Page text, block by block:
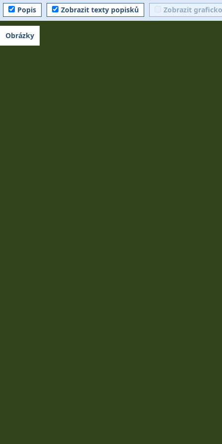
Popis Zobrazit texty popisků Zobrazit
Obrázky